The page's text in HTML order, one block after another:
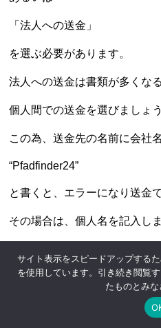
「法人への送金」
を選ぶ必要があります。
法人への送金は書類が多くな
個人間での送金を選びましょう
この為、送金先の名前に会社
“Pfadfinder24”
と書くと、エラーになり送金
その場合は、個人名を記入し
100万円を超える送金
又、ワイズでは100万円を超
サイト表示をスピードアップする
を使用しています。引き続き閲覧
たものとみな